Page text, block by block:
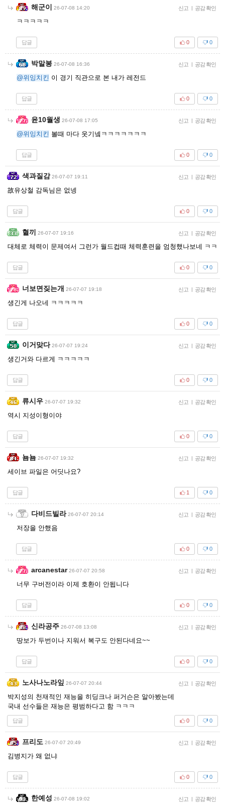
해군이 26-07-08 14:20 신고 | 공감 확인
ㅋㅋㅋㅋㅋ
답글 0
0
박말봉 26-07-08 16:36 신고 | 공감 확인
@위잉치킨 이 경기 직관으로 본 내가 레전드
답글 0
0
윤10월생 26-07-08 17:05 신고 | 공감 확인
@위잉치킨 볼때 마다 웃기넼ㅋㅋㅋㅋㅋㅋㅋ
답글 0
0
색과질감 26-07-07 19:11 신고 | 공감 확인
故유상철 감독님은 없넹
답글 0
0
혈끼 26-07-07 19:16 신고 | 공감 확인
대체로 체력이 문제여서 그런가 월드컵때 체력훈련을 엄청했나보네 ㅋㅋ
답글 0
0
너보면짖는개 26-07-07 19:18 신고 | 공감 확인
생긴게 나오네 ㅋㅋㅋㅋㅋ
답글 0
0
이거맞다 26-07-07 19:24 신고 | 공감 확인
생긴거와 다르게 ㅋㅋㅋㅋㅋ
답글 0
0
류시우 26-07-07 19:32 신고 | 공감 확인
역시 지성이형이야
답글 0
0
뇸뇸 26-07-07 19:32 신고 | 공감 확인
세이브 파일은 어딧나요?
답글 0
1
다비드빌라 26-07-07 20:14 신고 | 공감 확인
저장을 안했음
답글 0
0
arcanestar 26-07-07 20:58 신고 | 공감 확인
너무 구버전이라 이제 호환이 안됩니다
답글 0
0
신라공주 26-07-08 13:08 신고 | 공감 확인
땅보가 두번이나 지워서 복구도 안된다네요~~
답글 0
0
노사나노라잎 26-07-07 20:44 신고 | 공감 확인
박지성의 천재적인 재능을 히딩크나 퍼거슨은 알아봤는데
국내 선수들은 재능은 평범하다고 함 ㅋㅋㅋ
답글 0
0
프리도 26-07-07 20:49 신고 | 공감 확인
김병지가 왜 없냐
답글 0
0
한예성 26-07-08 19:02 신고 | 공감 확인